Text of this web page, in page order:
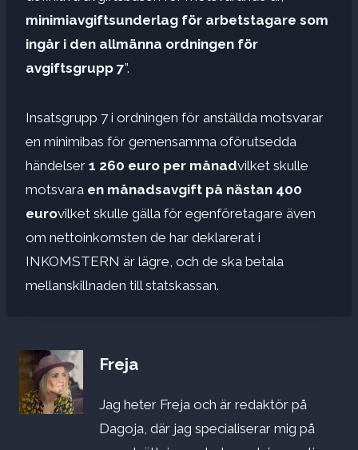
minimiavgiftsunderlag för arbetstagare som
ingår i den allmänna ordningen för
avgiftsgrupp 7”.
Insatsgrupp 7 i ordningen för anställda motsvarar
en minimibas för gemensamma oförutsedda
händelser 1 260 euro per månadvilket skulle
motsvara en månadsavgift på nästan 400
eurovilket skulle gälla för egenföretagare även
om nettoinkomsten de har deklarerat i
INKOMSTERN är lägre, och de ska betala
mellanskillnaden till statskassan.
Freja
Jag heter Freja och är redaktör på
Dagoja, där jag specialiserar mig på